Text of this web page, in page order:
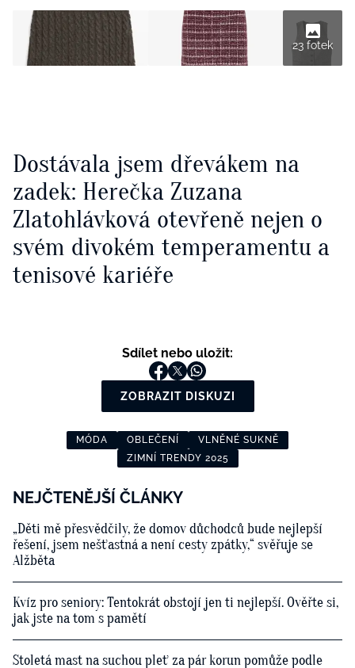
23 fotek
Dostávala jsem dřevákem na
zadek: Herečka Zuzana
Zlatohlávková otevřeně nejen o
svém divokém temperamentu a
tenisové kariéře
Sdílet nebo uložit:
ZOBRAZIT DISKUZI
MÓDA OBLEČENÍ
VLNĚNÉ SUKNĚ
ZIMNÍ TRENDY 2025
NEJČTENĚJŠÍ ČLÁNKY
„Děti mě přesvědčily, že domov důchodců bude nejlepší
řešení, jsem nešťastná a není cesty zpátky,“ svěřuje se
Alžběta
Kvíz pro seniory: Tentokrát obstojí jen ti nejlepší. Ověřte si,
jak jste na tom s pamětí
Stoletá mast na suchou pleť za pár korun pomůže podle